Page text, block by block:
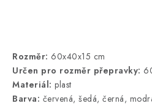
Rozměr: 60x40x15 cm
Určen pro rozměr přepravky:
Materiál: plast
Barva: červená, šedá, černá,